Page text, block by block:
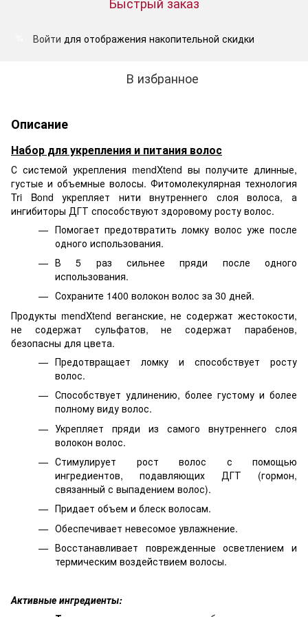
Войти для отображения накопительной скидки
В избранное
Описание
Набор для укрепления и питания волос
С системой укрепления mendXtend вы получите длинные,
густые и объемные волосы. Фитомолекулярная технология
Tri Bond укрепляет нити внутреннего слоя волоса, а
ингибиторы ДГТ способствуют здоровому росту волос.
Помогает предотвратить ломку волос уже после
одного использования.
В 5 раз сильнее пряди после одного
использования.
Сохраните 1400 волокон волос за 30 дней.
Продукты mendXtend веганские, не содержат жестокости,
не содержат сульфатов, не содержат парабенов,
безопасны для цвета.
Предотвращает ломку и способствует росту
волос.
Способствует удлинению, более густому и более
полному виду волос.
Укрепляет пряди из самого внутреннего слоя
волокон волос.
Стимулирует рост волос с помощью
ингредиентов, подавляющих ДГТ (гормон,
связанный с выпадением волос).
Придает объем и блеск волосам.
Обеспечивает невесомое увлажнение.
Восстанавливает поврежденные осветлением и
термическим воздействием волосы.
Активные ингредиенты: